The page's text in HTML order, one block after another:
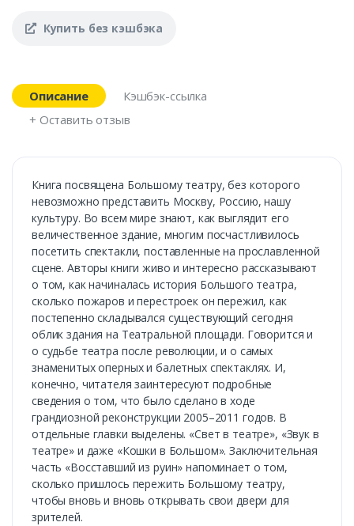
Купить без кэшбэка
Описание
Кэшбэк-ссылка
+ Оставить отзыв
Книга посвящена Большому театру, без которого
невозможно представить Москву, Россию, нашу
культуру. Во всем мире знают, как выглядит его
величественное здание, многим посчастливилось
посетить спектакли, поставленные на прославленной
сцене. Авторы книги живо и интересно рассказывают
о том, как начиналась история Большого театра,
сколько пожаров и перестроек он пережил, как
постепенно складывался существующий сегодня
облик здания на Театральной площади. Говорится и
о судьбе театра после революции, и о самых
знаменитых оперных и балетных спектаклях. И,
конечно, читателя заинтересуют подробные
сведения о том, что было сделано в ходе
грандиозной реконструкции 2005–2011 годов. В
отдельные главки выделены. «Свет в театре», «Звук в
театре» и даже «Кошки в Большом». Заключительная
часть «Восставший из руин» напоминает о том,
сколько пришлось пережить Большому театру,
чтобы вновь и вновь открывать свои двери для
зрителей.